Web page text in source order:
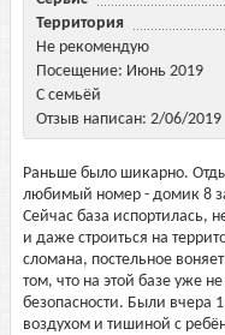
Территория
Не рекомендую
Посещение: Июнь 2019
С семьёй
Отзыв написан: 2/06/2019
Раньше было шикарно.
любимый номер - домик 8
Сейчас база испортилась,
и даже строиться на
сломана, постельное
том, что на этой базе уже
безопасности. Были вчера
воздухом и тишиной с